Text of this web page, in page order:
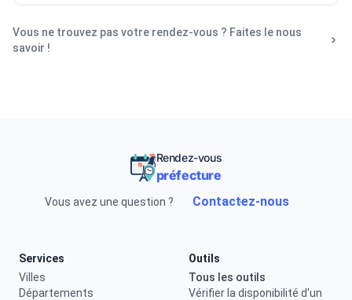
Vous ne trouvez pas votre rendez-vous ? Faites le nous
savoir !
Rendez-vous
préfecture
Vous avez une question ? Contactez-nous
Services
Villes
Départements
Outils
Tous les outils
Vérifier la disponibilité d'un